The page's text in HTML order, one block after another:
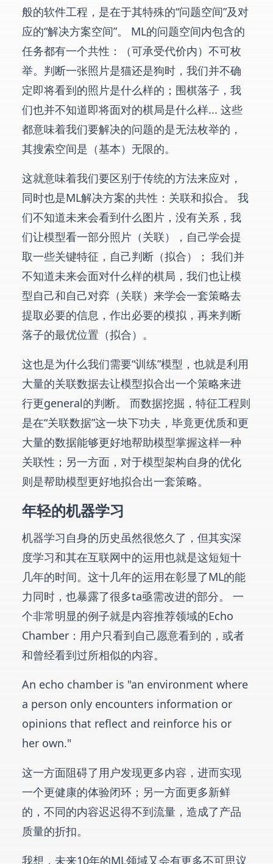
般的软件工程，是在于其特殊的“问题空间”及对
应的“解决方案空间”。 ML的问题空间内包含的
任务都有一个共性：（可承受代价内）不可枚
举。判断一张照片是猫还是狗时，我们并不确
定即将看到的照片是什么样的；围棋落子，我
们也并不知道即将面对的棋局是什么样... 这些
都意味着我们要解决的问题的是无法枚举的，
其搜索空间是（基本）无限的。
这就意味着我们要区别于传统的方法来应对，
同时也是ML解决方案的共性：关联和拟合。 我
们不知道未来会看到什么图片，没有关系，我
们让模型看一部分照片（关联），自己学会提
取一些关键特征，自己判断（拟合）； 我们并
不知道未来会面对什么样的棋局，我们也让模
型自己和自己对弈（关联）来学会一套策略去
提取必要的信息，作出必要的模拟，再来判断
落子的最优位置（拟合）。
这也是为什么我们需要“训练”模型，也就是利用
大量的关联数据去让模型拟合出一个策略来进
行更general的判断。 而数据挖掘，特征工程则
是在“关联数据”这一块下功夫，毕竟更优质和更
大量的数据能够更好地帮助模型掌握这样一种
关联性；另一方面，对于模型架构自身的优化
则是帮助模型更好地拟合出一套策略。
年轻的机器学习
机器学习自身的历史虽然很悠久了，但其实深
度学习和其在互联网中的运用也就是这短短十
几年的时间。这十几年的运用在彰显了ML的能
力同时，也暴露了很多ta亟需改进的部分。 一
个非常明显的例子就是内容推荐领域的Echo
Chamber：用户只看到自己愿意看到的，或者
和曾经看到过所相似的内容。
An echo chamber is "an environment where
a person only encounters information or
opinions that reflect and reinforce his or
her own."
这一方面阻碍了用户发现更多内容，进而实现
一个更健康的体验闭环；另一方面更多新鲜
的，不同的内容迟迟得不到流量，造成了产品
质量的折扣。
我想，未来10年的ML领域又会有更多不可思议